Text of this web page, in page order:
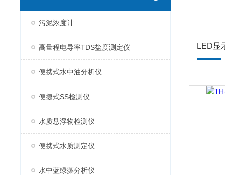
污泥浓度计
高量程电导率TDS盐度测定仪
便携式水中油分析仪
便捷式SS检测仪
水质悬浮物检测仪
便携式水质测定仪
水中蓝绿藻分析仪
LED显